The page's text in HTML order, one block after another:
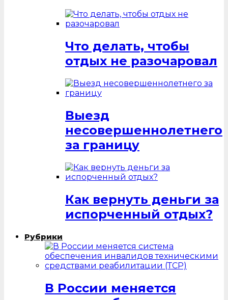
Что делать, чтобы
отдых не разочаровал
Выезд
несовершеннолетнего
за границу
Как вернуть деньги за
испорченный отдых?
Рубрики
В России меняется